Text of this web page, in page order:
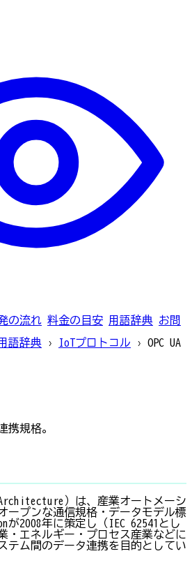
の流れ 料金の目安 用語辞典 お問
語辞典 › IoTプロトコル ›
OPC UA
携規格。
）は、産業オートメーシ
ープンな通信規格・データモデル標
が2008年に策定し（IEC 62541とし
・エネルギー・プロセス産業などに
テム間のデータ連携を目的としてい